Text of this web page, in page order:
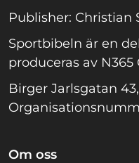
Publisher: Christian
Sportbibeln är en
produceras av N365
Birger Jarlsgatan
Om oss